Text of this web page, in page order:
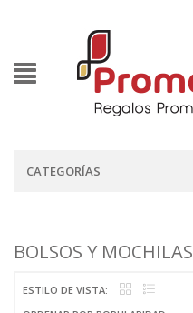
CATEGORÍAS
BOLSOS Y MOCHILAS
ESTILO DE VISTA: